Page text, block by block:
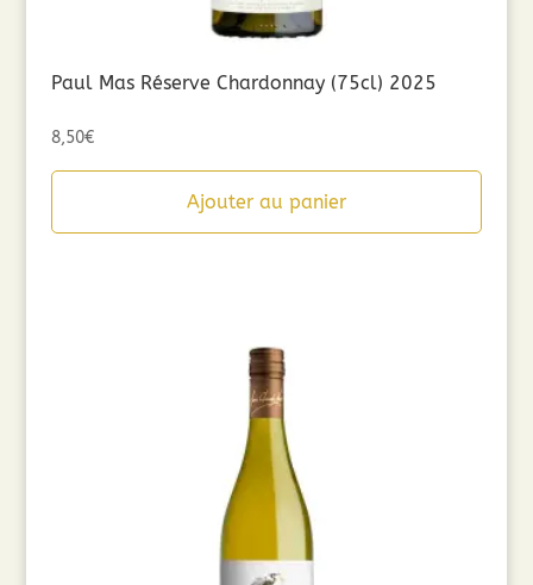
Paul Mas Réserve Chardonnay (75cl) 2025
8,50€
Ajouter au panier